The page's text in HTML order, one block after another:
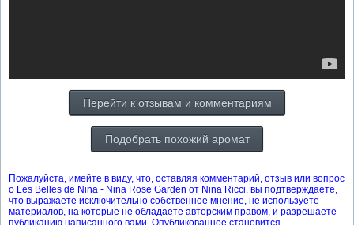
Перейти к отзывам и комментариям
Подобрать похожий аромат
Пожалуйста, имейте в виду, что, оставляя комментарий, отзыв или вопрос
о Les Belles de Nina - Nina Rose Garden от Nina Ricci, вы подтверждаете,
что выражаете исключительно собственное мнение, не используете
материалов, на которые не обладаете авторским правом, и разрешаете